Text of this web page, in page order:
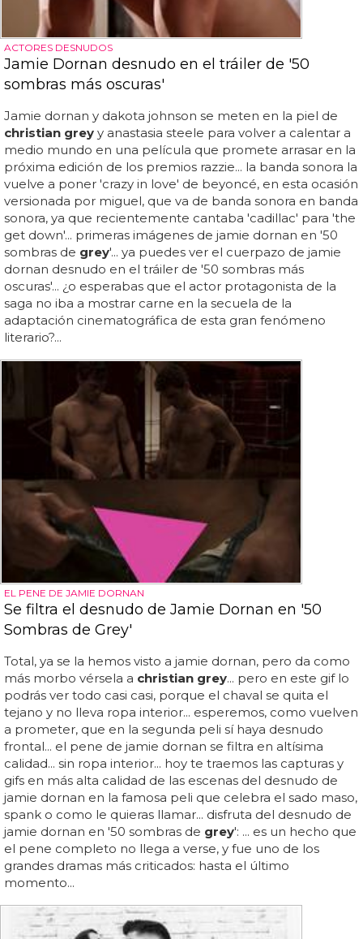
ACTORES DESNUDOS
Jamie Dornan desnudo en el tráiler de '50
sombras más oscuras'
Jamie dornan y dakota johnson se meten en la piel de
christian grey y anastasia steele para volver a calentar a
medio mundo en una película que promete arrasar en la
próxima edición de los premios razzie... la banda sonora la
vuelve a poner 'crazy in love' de beyoncé, en esta ocasión
versionada por miguel, que va de banda sonora en banda
sonora, ya que recientemente cantaba 'cadillac' para 'the
get down'... primeras imágenes de jamie dornan en '50
sombras de grey'... ya puedes ver el cuerpazo de jamie
dornan desnudo en el tráiler de '50 sombras más
oscuras'... ¿o esperabas que el actor protagonista de la
saga no iba a mostrar carne en la secuela de la
adaptación cinematográfica de esta gran fenómeno
literario?...
EL PENE DE JAMIE DORNAN
Se filtra el desnudo de Jamie Dornan en '50
Sombras de Grey'
Total, ya se la hemos visto a jamie dornan, pero da como
más morbo vérsela a christian grey... pero en este gif lo
podrás ver todo casi casi, porque el chaval se quita el
tejano y no lleva ropa interior... esperemos, como vuelven
a prometer, que en la segunda peli sí haya desnudo
frontal... el pene de jamie dornan se filtra en altísima
calidad... sin ropa interior... hoy te traemos las capturas y
gifs en más alta calidad de las escenas del desnudo de
jamie dornan en la famosa peli que celebra el sado maso,
spank o como le quieras llamar... disfruta del desnudo de
jamie dornan en '50 sombras de grey': ... es un hecho que
el pene completo no llega a verse, y fue uno de los
grandes dramas más criticados: hasta el último
momento...